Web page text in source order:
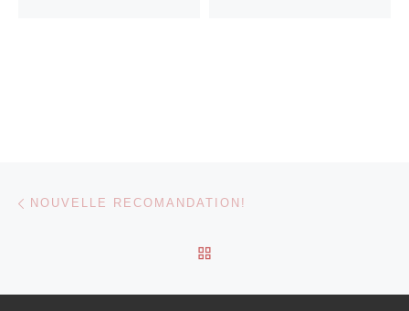
Parcourir les articles
NOUVELLE RECOMANDATION!